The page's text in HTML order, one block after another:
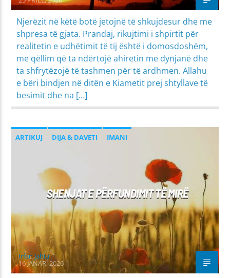
Njerëzit në këtë botë jetojnë të shkujdesur dhe me
shpresa të gjata. Prandaj, rikujtimi i shpirtit për
realitetin e udhëtimit të tij është i domosdoshëm,
me qëllim që ta ndërtojë ahiretin me dynjanë dhe
ta shfrytëzojë të tashmen për të ardhmen. Allahu
e bëri bindjen në ditën e Kiametit prej shtyllave të
besimit dhe na […]
ARTIKUJ DIJA & DAVETI
IMANI
SHENJAT E PËRFUNDIMIT TË MIRË
Irfan Jahiu
16 JANAR, 2026